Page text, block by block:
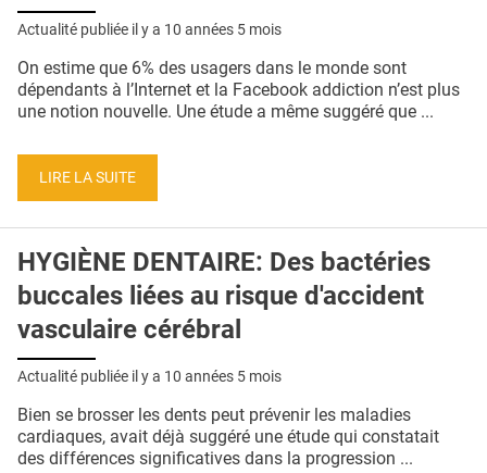
QUI SOMMES-NOUS ?
CONDITIONS GÉNÉRALES
CRÉDITS
Actualité publiée il y a 10 années 5 mois
On estime que 6% des usagers dans le monde sont
dépendants à l’Internet et la Facebook addiction n’est plus
une notion nouvelle. Une étude a même suggéré que ...
LIRE LA SUITE
HYGIÈNE DENTAIRE: Des bactéries
buccales liées au risque d'accident
vasculaire cérébral
Actualité publiée il y a 10 années 5 mois
Bien se brosser les dents peut prévenir les maladies
cardiaques, avait déjà suggéré une étude qui constatait
des différences significatives dans la progression ...